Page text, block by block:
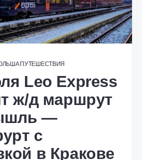
ПУТЕШЕСТВИЯ
Leo Express
ж/д маршрут
—
с
в Кракове